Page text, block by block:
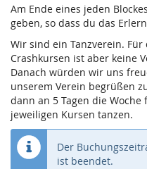
Am Ende eines jeden
geben, so dass du das
Wir sind ein Tanzverein.
Crashkursen ist aber keine
Danach würden wir uns
unserem Verein begrüßen
dann an 5 Tagen die
jeweiligen Kursen tanzen.
Der
ist beendet.